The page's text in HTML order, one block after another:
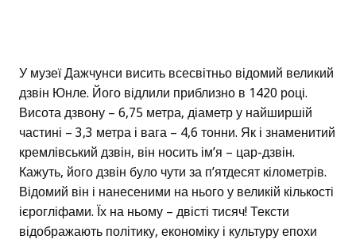
У музеї Дажчунси висить всесвітньо відомий великий
дзвін Юнле. Його відлили приблизно в 1420 році.
Висота дзвону – 6,75 метра, діаметр у найширшій
частині – 3,3 метра і вага – 4,6 тонни. Як і знаменитий
кремлівський дзвін, він носить ім’я – цар-дзвін.
Кажуть, його дзвін було чути за п’ятдесят кілометрів.
Відомий він і нанесеними на нього у великій кількості
ієрогліфами. Їх на ньому – двісті тисяч! Тексти
відображають політику, економіку і культуру епохи